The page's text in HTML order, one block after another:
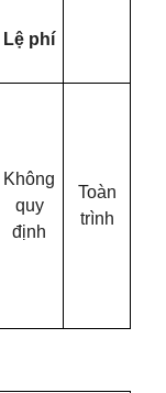
Lệ phí
Không
quy
định
Toàn
trình